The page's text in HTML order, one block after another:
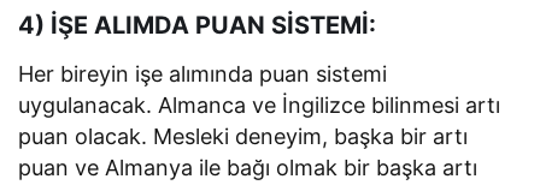
4) İŞE ALIMDA PUAN SİSTEMİ:
Her bireyin işe alımında puan sistemi
uygulanacak. Almanca ve İngilizce bilinmesi artı
puan olacak. Mesleki deneyim, başka bir artı
puan ve Almanya ile bağı olmak bir başka artı